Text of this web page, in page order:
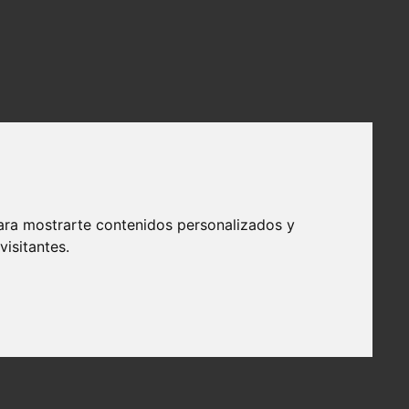
mostrarte contenidos personalizados y